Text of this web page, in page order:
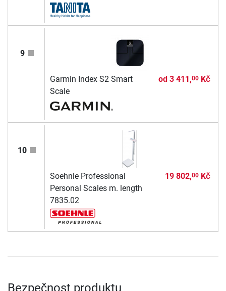
9
Garmin Index S2 Smart
Scale
od 3 411,00Kč
10
Soehnle Professional
Personal Scales m. length
7835.02
19 802,00Kč
Bezpečnost produktu